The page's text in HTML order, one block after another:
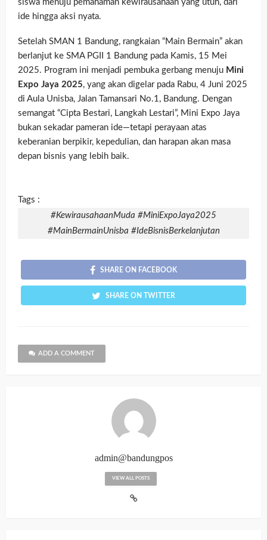
siswa menuju pemahaman kewirausahaan yang utuh, dari
ide hingga aksi nyata.
Setelah SMAN 1 Bandung, rangkaian “Main Bermain” akan
berlanjut ke SMA PGII 1 Bandung pada Kamis, 15 Mei
2025. Program ini menjadi pembuka gerbang menuju Mini
Expo Jaya 2025, yang akan digelar pada Rabu, 4 Juni 2025
di Aula Unisba, Jalan Tamansari No.1, Bandung. Dengan
semangat “Cipta Bestari, Langkah Lestari”, Mini Expo Jaya
bukan sekadar pameran ide—tetapi perayaan atas
keberanian berpikir, kepedulian, dan harapan akan masa
depan bisnis yang lebih baik.
Tags :
#KewirausahaanMuda #MiniExpoJaya2025
#MainBermainUnisba #IdeBisnisBerkelanjutan
SHARE ON FACEBOOK
SHARE ON TWITTER
ADD A COMMENT
admin@bandungpos
VIEW ALL POSTS